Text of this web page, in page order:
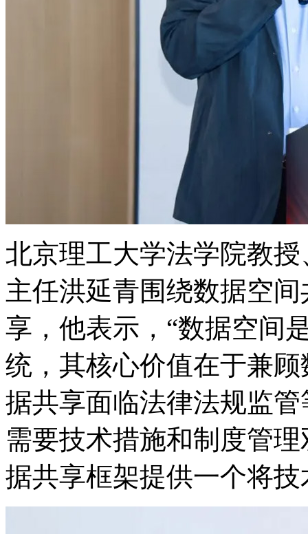
北京理工大学法学院教授
主任洪延青围绕数据空
享，他表示，“数据
统，其核心价值在于
据共享面临法律法规监管等
需要技术措施和制度管理
据共享框架提供一个将